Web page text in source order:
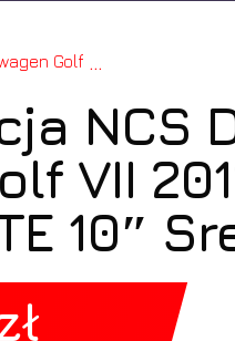
LTE 10″ Srebrny ...
NCS
VII
10″